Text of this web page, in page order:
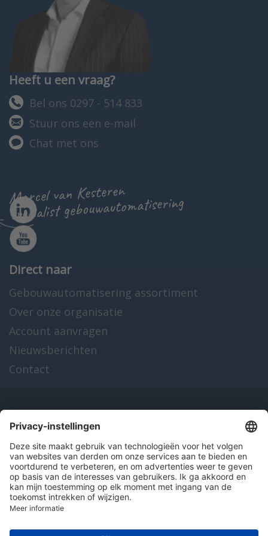
Heeft u een vraag?
Bel ons 0297 - 514 833
Stuur ons een e-mail
Chat met ons
Marcel van Kesteren
specialist gebouwautomatisering
Direct naar
Gebouwautomatisering assortiment
Over onze organisatie
Account aanvragen
Nieuwsberichten
Contact
Onze producten
en diensten
Over Hitma
Algemene voorwaarden Disclaimer
Colofon
© 2026 Hitma B.V.